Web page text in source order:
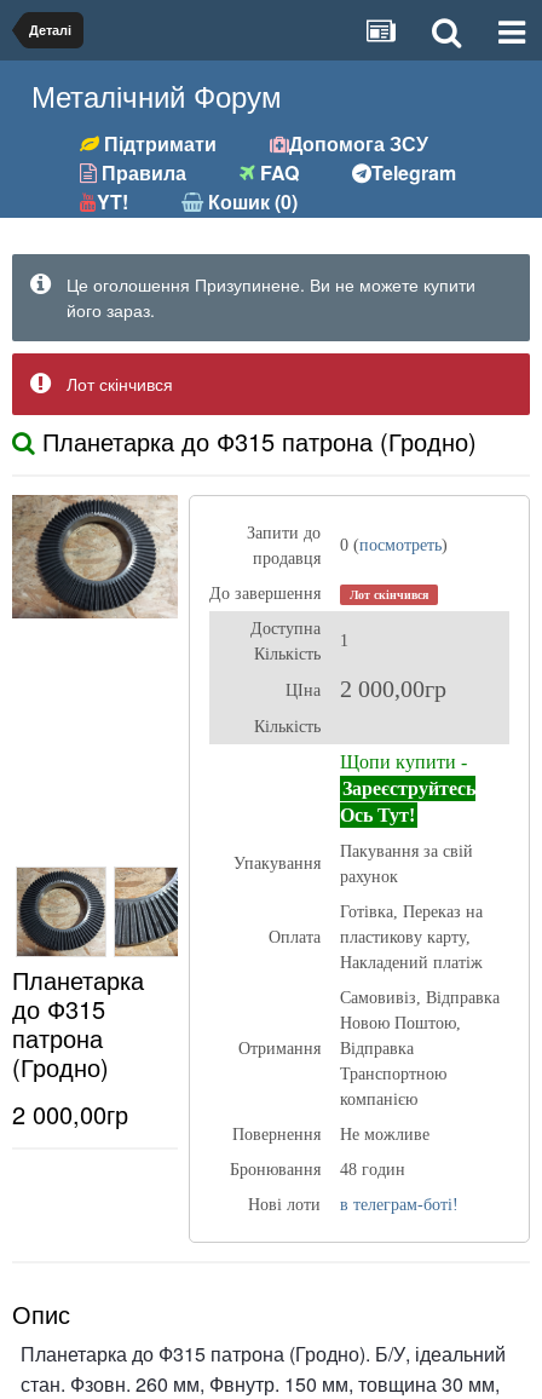
Деталі
Металічний Форум
Підтримати
Допомога ЗСУ
Правила
FAQ
Telegram
YT!
Кошик (0)
Це оголошення Призупинене. Ви не можете купити
його зараз.
Лот скінчився
Планетарка до Ф315 патрона (Гродно)
Планетарка
до Ф315
патрона
(Гродно)
2 000,00гр
Запити до
продавця
0 (посмотреть)
До завершення Лот скінчився
Доступна
Кількість
1
ЦІна 2 000,00гр
Кількість
Щопи купити -
Зареєструйтесь
Ось Тут!
Упакування
Пакування за свій
рахунок
Оплата
Готівка, Переказ на
пластикову карту,
Накладений платіж
Отримання
Самовивіз, Відправка
Новою Поштою,
Відправка
Транспортною
компанією
Повернення
Не можливе
Бронювання
48 годин
Нові лоти
в телеграм-боті!
Опис
Планетарка до Ф315 патрона (Гродно). Б/У, ідеальний
стан. Фзовн. 260 мм, Фвнутр. 150 мм, товщина 30 мм,